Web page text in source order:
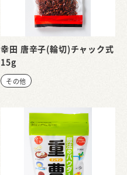
幸田 唐辛子(輪切)チャック式
15g
その他